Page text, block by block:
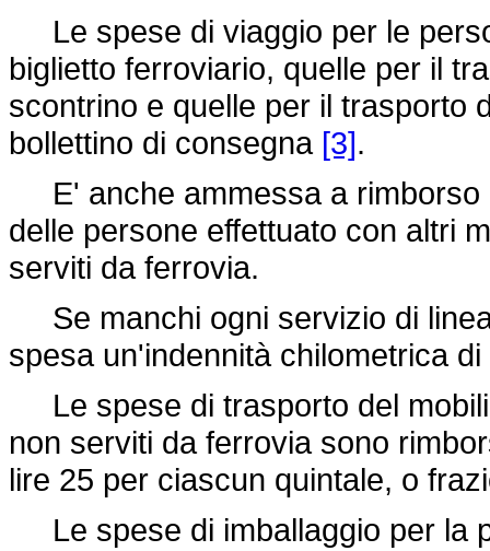
Le spese di viaggio per le
biglietto ferroviario, quelle per il
scontrino e quelle per il trasporto
bollettino di consegna [3].
E' anche ammessa a rimborso
delle persone effettuato con altri
serviti da ferrovia.
Se manchi ogni servizio di
spesa un'indennità chilometrica
Le spese di trasporto del
non serviti da ferrovia sono
lire 25 per ciascun quintale, o
Le spese di imballaggio per la